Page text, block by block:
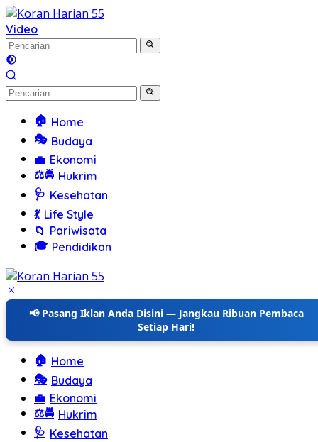
Langsung
ke
konten
Video
🏠 Home
🎭 Budaya
💼 Ekonomi
⚖️🚔 Hukrim
🩺 Kesehatan
💃 Life Style
📁 Pariwisata
🎓 Pendidikan
📢 Pasang Iklan Anda Disini — Jangkau Ribuan Pembaca
Setiap Hari!
🏠 Home
🎭 Budaya
💼 Ekonomi
⚖️🚔 Hukrim
🩺 Kesehatan